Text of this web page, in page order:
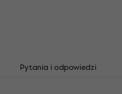
Pytania i odpowiedzi